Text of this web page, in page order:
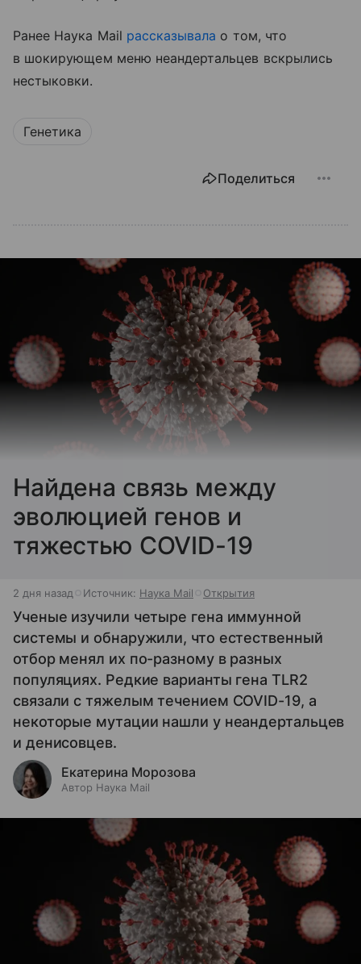
Ранее Наука Mail рассказывала о том, что
в шокирующем меню неандертальцев вскрылись
нестыковки.
Генетика
Поделиться
Найдена связь между
эволюцией генов и
тяжестью COVID-19
2 дня назад Источник: Наука Mail Открытия
Ученые изучили четыре гена иммунной
системы и обнаружили, что естественный
отбор менял их по-разному в разных
популяциях. Редкие варианты гена TLR2
связали с тяжелым течением COVID-19, а
некоторые мутации нашли у неандертальцев
и денисовцев.
Екатерина Морозова
Автор Наука Mail